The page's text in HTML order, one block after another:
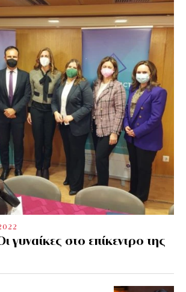
γυναίκες στο επίκεντρο της